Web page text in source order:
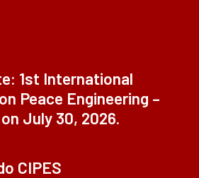
1st International
Peace Engineering –
July 30, 2026.
CIPES